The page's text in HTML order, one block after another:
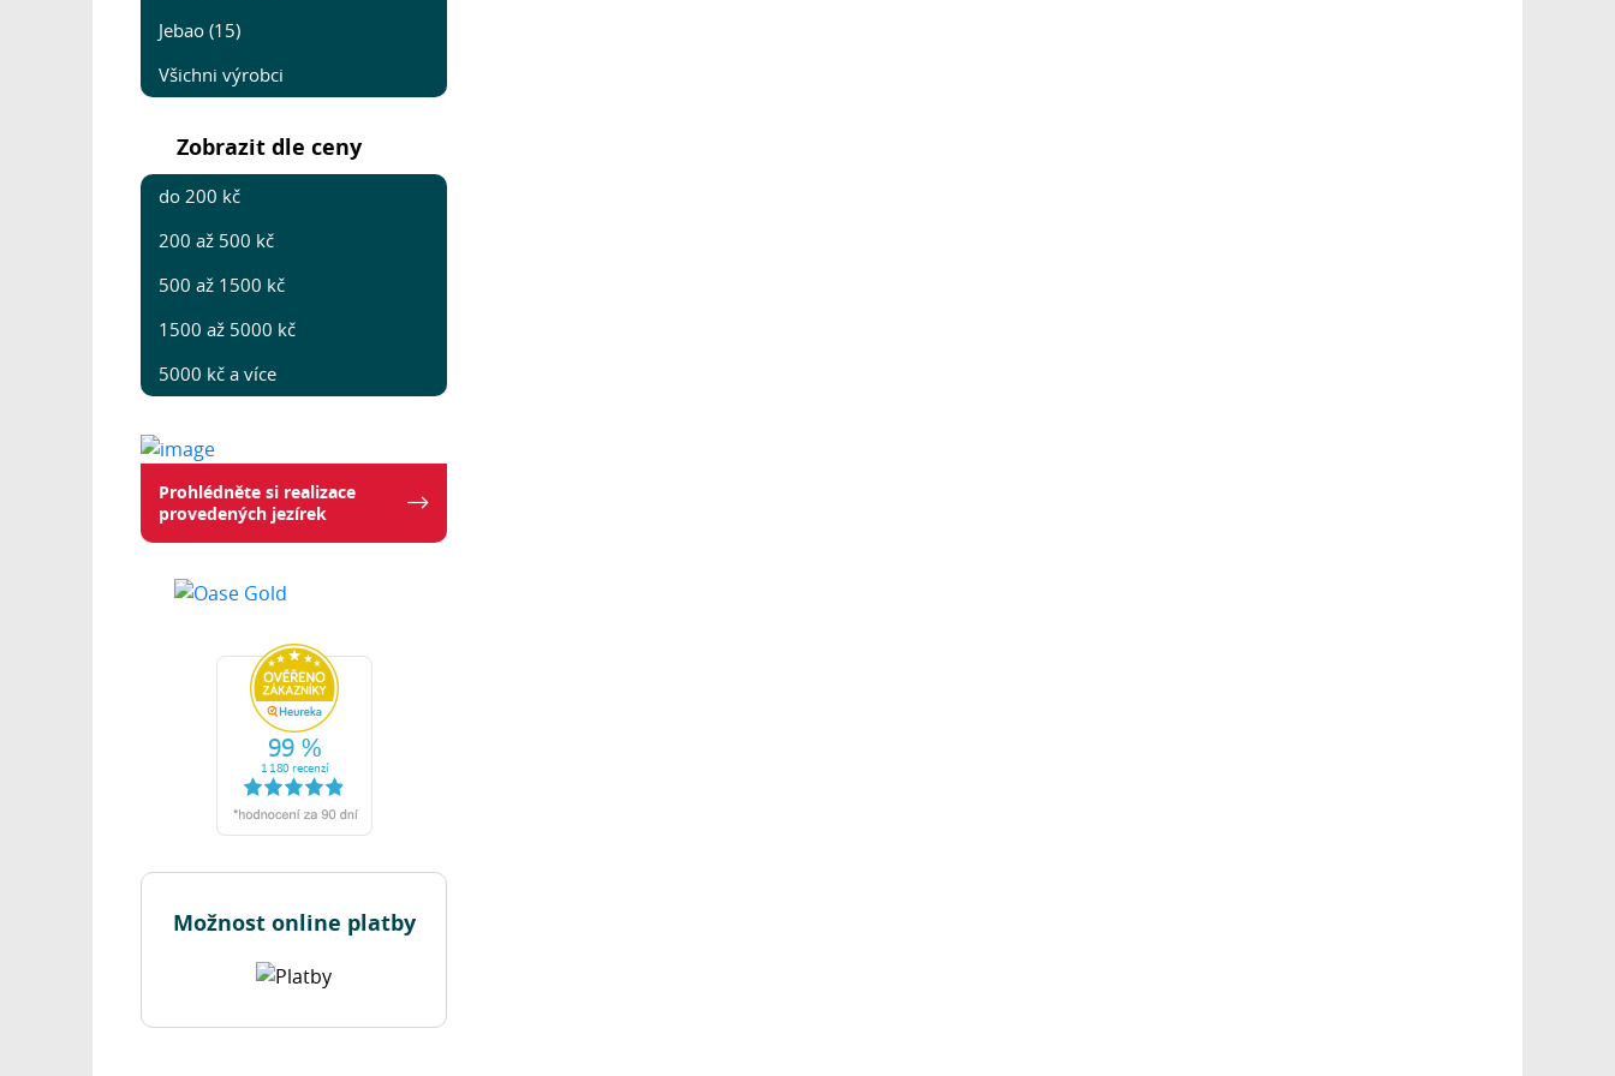
Jebao (15)
Všichni výrobci
Zobrazit dle ceny
do 200 kč
200 až 500 kč
500 až 1500 kč
1500 až 5000 kč
5000 kč a více
Prohlédněte si realizace
provedených jezírek
Možnost online platby